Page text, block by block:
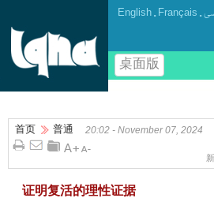
English . Français .
桌面版
首页 普通 20:02 - November 07, 2024
证明复活的理性证据